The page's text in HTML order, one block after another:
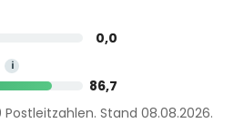
0,0
i
86,7
Postleitzahlen. Stand 08.08.2026.